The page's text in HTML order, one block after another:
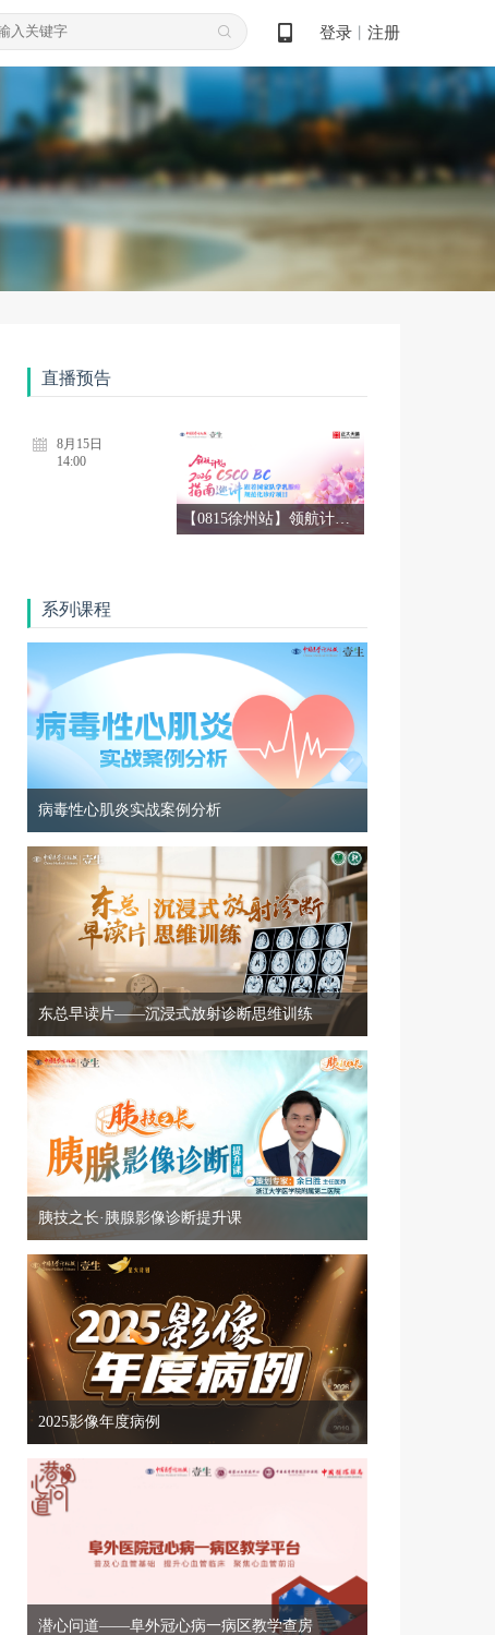
登录 注册
直播预告
8月15日
14:00
系列课程
病毒性心肌炎实战案例分析
东总早读片——沉浸式放射诊断思维训练
胰技之长·胰腺影像诊断提升课
2025影像年度病例
潜心问道——阜外冠心病一病区教学查房